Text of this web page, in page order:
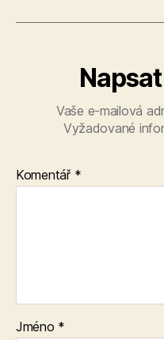
Vaše e-mailová
Vyžadované
Komentář *
Jméno *